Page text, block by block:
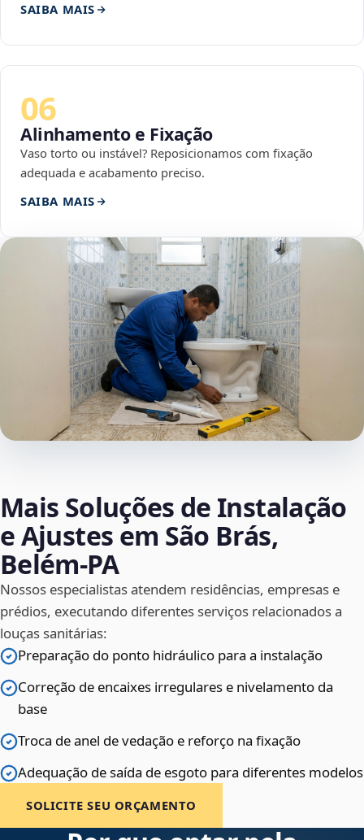
SAIBA MAIS
06
Alinhamento e Fixação
Vaso torto ou instável? Reposicionamos com fixação
adequada e acabamento preciso.
SAIBA MAIS
Mais Soluções de Instalação
e Ajustes em São Brás,
Belém‑PA
Nossos especialistas atendem residências, empresas e
prédios, executando diferentes serviços relacionados a
louças sanitárias:
Preparação do ponto hidráulico para a instalação
Correção de encaixes irregulares e nivelamento da
base
Troca de anel de vedação e reforço na fixação
Adequação de saída de esgoto para diferentes modelos
SOLICITE SEU ORÇAMENTO